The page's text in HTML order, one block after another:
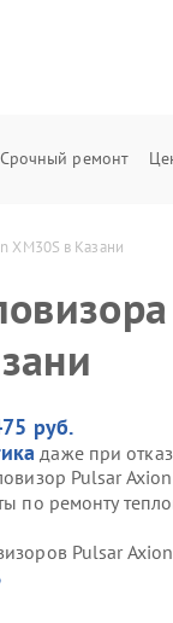
Срочный ремонт
XM30S в Казани
руб.
даже при
Pulsar
по ремонту
Pulsar